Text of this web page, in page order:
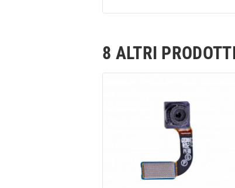
8 ALTRI